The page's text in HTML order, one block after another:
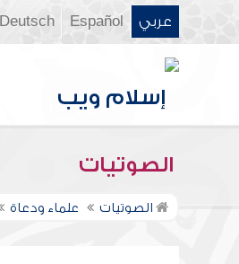
عربي Español
Deutsch
الصوتيات
الصوتيات علماء ودعاة